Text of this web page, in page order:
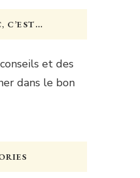
C’EST…
et des
dans le bon